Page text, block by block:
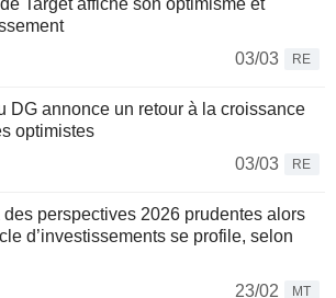
Target affiche son optimisme et
03/03
RE
DG annonce un retour à la croissance
optimistes
03/03
RE
des perspectives 2026 prudentes alors
d’investissements se profile, selon
23/02
MT